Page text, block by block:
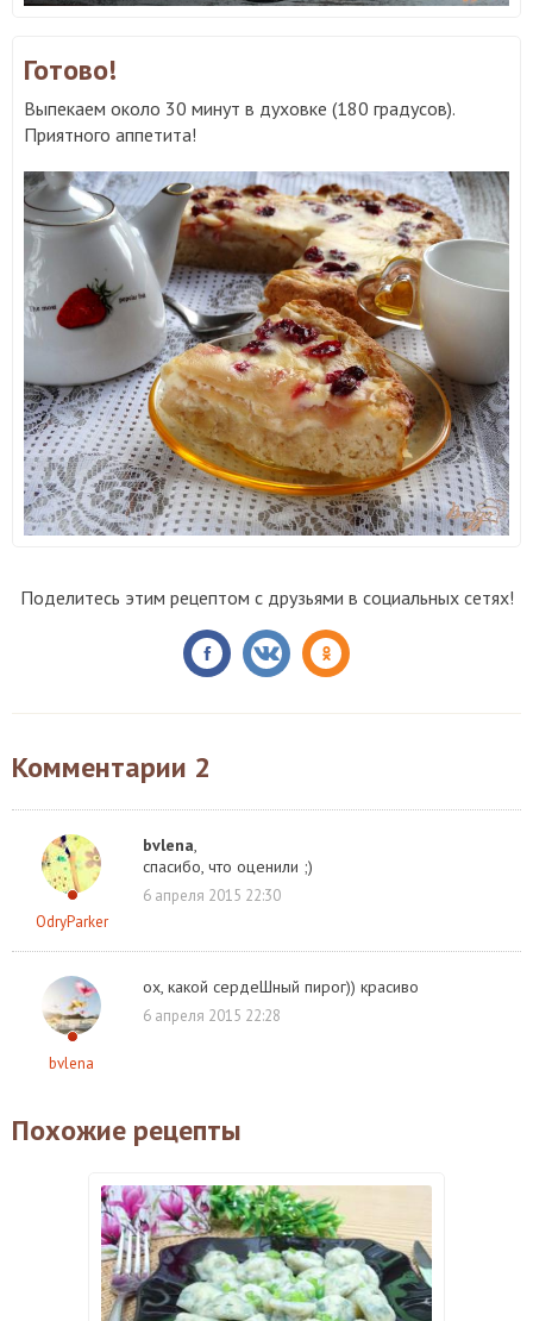
Готово!
Выпекаем около 30 минут в духовке (180 градусов).
Приятного аппетита!
Поделитесь этим рецептом с друзьями в социальных сетях!
Комментарии 2
OdryParker
bvlena,
спасибо, что оценили ;)
6 апреля 2015 22:30
bvlena
ох, какой сердеШный пирог)) красиво
6 апреля 2015 22:28
Похожие рецепты